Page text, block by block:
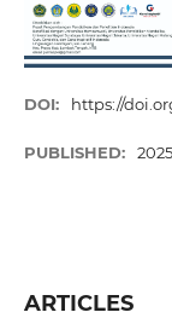
DOI: https://
PUBLISHED:
ARTICLES